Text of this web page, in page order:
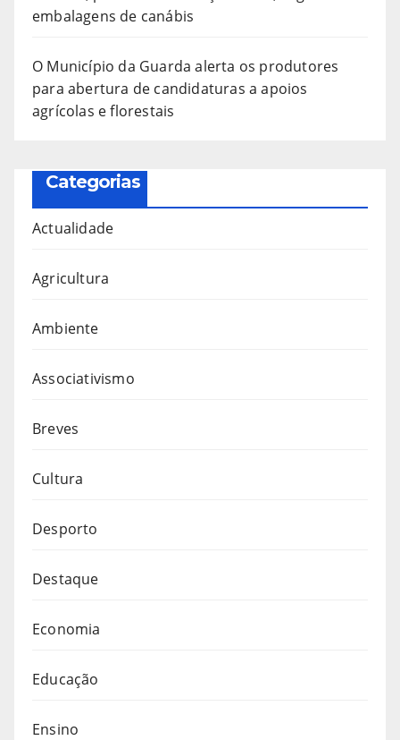
embalagens de canábis
O Município da Guarda alerta os produtores
para abertura de candidaturas a apoios
agrícolas e florestais
Categorias
Actualidade
Agricultura
Ambiente
Associativismo
Breves
Cultura
Desporto
Destaque
Economia
Educação
Ensino